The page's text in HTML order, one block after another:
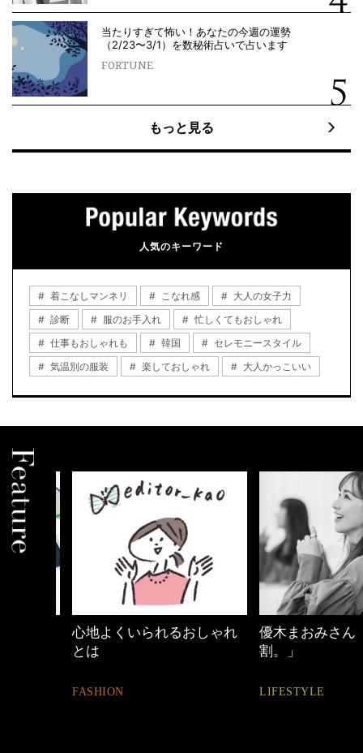
当たりすぎて怖い！あなたの今週の運勢
（2/23〜3/1）を数秘術占いで占います
FORTUNE
もっと見る
人気のキーワード
着こなしマンネリ こなれ感
大人の女子力
診断
服のお手入れ
忙しくてもおしゃれ
仕事もおしゃれも
韓国
セレモニースタイル
気温別の服装
楽しておしゃれ 大人かっこいい
心地よくいられるおしゃれ
とは
FASHION
優木まおみさん「
割。」
LIFESTYLE